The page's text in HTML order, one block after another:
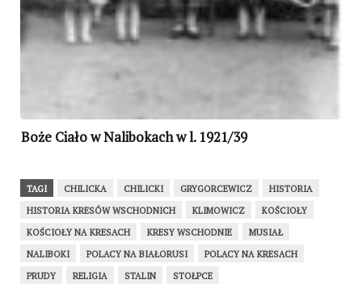
Boże Ciało w Nalibokach w l. 1921/39
TAGI CHILICKA CHILICKI GRYGORCEWICZ
HISTORIA
HISTORIA KRESÓW WSCHODNICH
KLIMOWICZ
KOŚCIOŁY
KOŚCIOŁY NA KRESACH
KRESY WSCHODNIE
MUSIAŁ
NALIBOKI
POLACY NA BIAŁORUSI
POLACY NA KRESACH
PRUDY
RELIGIA STALIN STOŁPCE